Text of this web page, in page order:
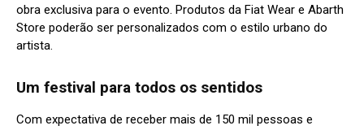
obra exclusiva para o evento. Produtos da Fiat Wear e Abarth
Store poderão ser personalizados com o estilo urbano do
artista.
Um festival para todos os sentidos
Com expectativa de receber mais de 150 mil pessoas e